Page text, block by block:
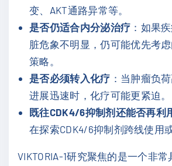
变、AKT通路异常等。
是否仍适合内分泌治疗 ：如果
脏危象不明显，仍可能优先考
策略。
是否必须转入化疗 ：当肿瘤负
进展迅速时，化疗可能更紧迫。
既往CDK4/6抑制剂还能否再利
在探索CDK4/6抑制剂跨线使用
VIKTORIA-1研究聚焦的是一个非